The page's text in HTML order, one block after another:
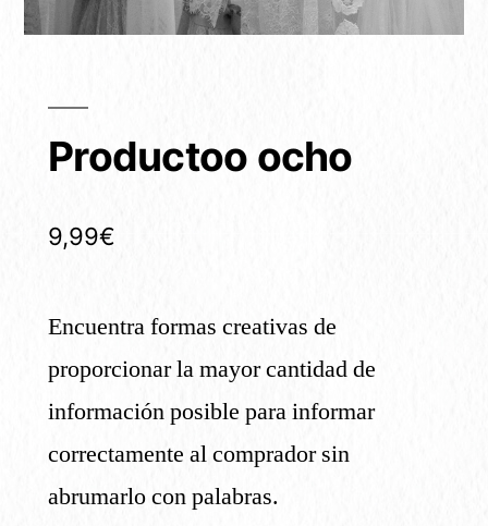
Productoo ocho
9,99€
Encuentra formas creativas de
proporcionar la mayor cantidad de
información posible para informar
correctamente al comprador sin
abrumarlo con palabras.